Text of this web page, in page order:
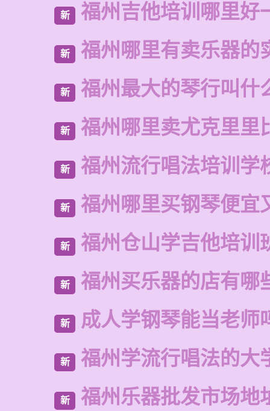
新 福州吉他培训哪里好
新 福州哪里有卖乐器的
新 福州最大的琴行叫什
新 福州哪里卖尤克里里
新 福州流行唱法培训学
新 福州哪里买钢琴便宜
新 福州仓山学吉他培训
新 福州买乐器的店有哪
新 成人学钢琴能当老师
新 福州学流行唱法的大
新 福州乐器批发市场地